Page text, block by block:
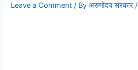
Leave a Comment / Byअरुणोदय सरकार/